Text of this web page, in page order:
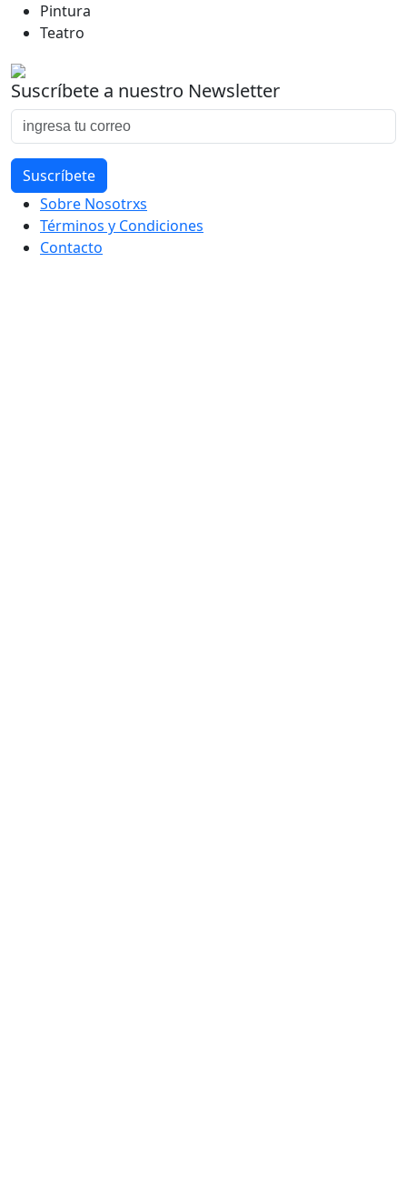
Pintura
Teatro
Suscríbete a nuestro Newsletter
Sobre Nosotrxs
Términos y Condiciones
Contacto